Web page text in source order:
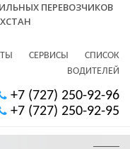
ПЕРЕВОЗЧИКОВ
СЕРВИСЫ
СПИСОК
ВОДИТЕЛЕЙ
+7 (727) 250-92-96
+7 (727) 250-92-95